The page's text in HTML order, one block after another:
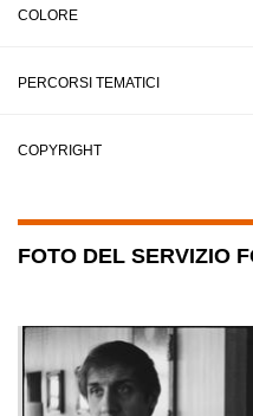
COLORE
PERCORSI TEMATICI
COPYRIGHT
FOTO DEL SERVIZIO